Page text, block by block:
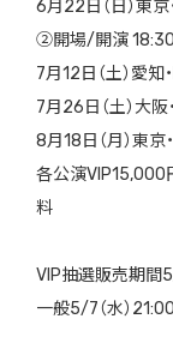
6月22日（日）
②開場/開演
7月12日（土）愛
7月26日（土）大
8月18日（月）東
各公演
料
VIP抽選販売期間
一般5/7（水）